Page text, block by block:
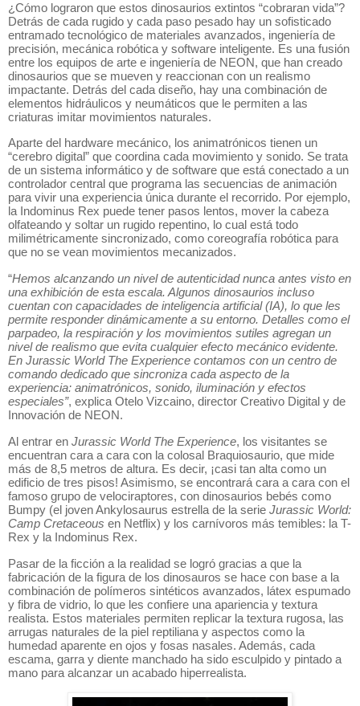
¿Cómo lograron que estos dinosaurios extintos “cobraran vida”?
Detrás de cada rugido y cada paso pesado hay un sofisticado
entramado tecnológico de materiales avanzados, ingeniería de
precisión, mecánica robótica y software inteligente. Es una fusión
entre los equipos de arte e ingeniería de NEON, que han creado
dinosaurios que se mueven y reaccionan con un realismo
impactante. Detrás del cada diseño, hay una combinación de
elementos hidráulicos y neumáticos que le permiten a las
criaturas imitar movimientos naturales.
Aparte del hardware mecánico, los animatrónicos tienen un
“cerebro digital” que coordina cada movimiento y sonido. Se trata
de un sistema informático y de software que está conectado a un
controlador central que programa las secuencias de animación
para vivir una experiencia única durante el recorrido. Por ejemplo,
la Indominus Rex puede tener pasos lentos, mover la cabeza
olfateando y soltar un rugido repentino, lo cual está todo
milimétricamente sincronizado, como coreografía robótica para
que no se vean movimientos mecanizados.
“Hemos alcanzando un nivel de autenticidad nunca antes visto en
una exhibición de esta escala. Algunos dinosaurios incluso
cuentan con capacidades de inteligencia artificial (IA), lo que les
permite responder dinámicamente a su entorno. Detalles como el
parpadeo, la respiración y los movimientos sutiles agregan un
nivel de realismo que evita cualquier efecto mecánico evidente.
En Jurassic World The Experience contamos con un centro de
comando dedicado que sincroniza cada aspecto de la
experiencia: animatrónicos, sonido, iluminación y efectos
especiales”, explica Otelo Vizcaino, director Creativo Digital y de
Innovación de NEON.
Al entrar en Jurassic World The Experience, los visitantes se
encuentran cara a cara con la colosal Braquiosaurio, que mide
más de 8,5 metros de altura. Es decir, ¡casi tan alta como un
edificio de tres pisos! Asimismo, se encontrará cara a cara con el
famoso grupo de velociraptores, con dinosaurios bebés como
Bumpy (el joven Ankylosaurus estrella de la serie Jurassic World:
Camp Cretaceous en Netflix) y los carnívoros más temibles: la T-
Rex y la Indominus Rex.
Pasar de la ficción a la realidad se logró gracias a que la
fabricación de la figura de los dinosauros se hace con base a la
combinación de polímeros sintéticos avanzados, látex espumado
y fibra de vidrio, lo que les confiere una apariencia y textura
realista. Estos materiales permiten replicar la textura rugosa, las
arrugas naturales de la piel reptiliana y aspectos como la
humedad aparente en ojos y fosas nasales. Además, cada
escama, garra y diente manchado ha sido esculpido y pintado a
mano para alcanzar un acabado hiperrealista.